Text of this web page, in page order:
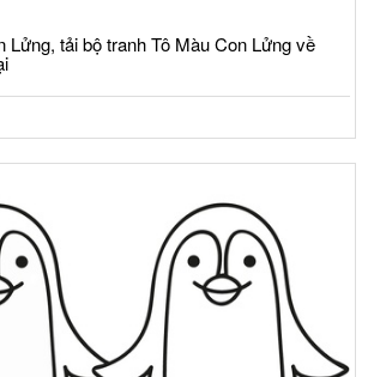
Lửng, tải bộ tranh Tô Màu Con Lửng về